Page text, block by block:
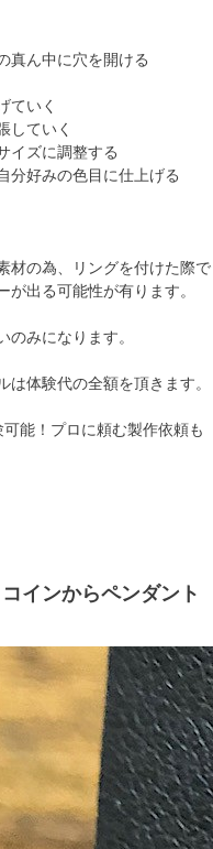
真ん中に穴を開ける
ていく
していく
イズに調整する
好みの色目に仕上げる
材の為、リングを付けた際で
出る可能性が有ります。
のみになります。
は体験代の全額を頂きます。
能！プロに頼む製作依頼も
インからペンダント